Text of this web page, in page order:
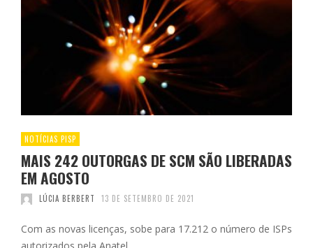
NOTÍCIAS PISP
MAIS 242 OUTORGAS DE SCM SÃO LIBERADAS
EM AGOSTO
LÚCIA BERBERT 13 DE SETEMBRO DE 2021
Com as novas licenças, sobe para 17.212 o número de ISPs